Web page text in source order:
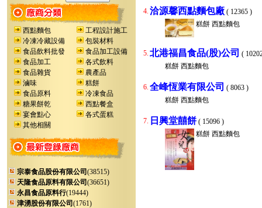
西點麵包
工程設計施工
冷凍冷藏設備
包裝材料
食品飲料批發
食品加工設備
食品加工
各式飲料
食品雜貨
農產品
滷味
糕餅
食品原料
冷凍食品
糖果餅乾
西點餐盒
宴會點心
各式蛋糕
其他相關
宗泰食品股份有限公司 (38515)
天隆食品原料有限公司 (36651)
永昌食品原料行(19444)
津湧股份有限公司 (1761)
4. 洽源馨西點麵包廠 ( 12365 )
糕餅 西點麵包
5. 北港福昌食品(股)公司 (
糕餅 西點麵包
6. 全峰恆業有限公司 ( 8063 )
糕餅 西點麵包
7. 日興堂囍餅 ( 15096 )
糕餅 西點麵包